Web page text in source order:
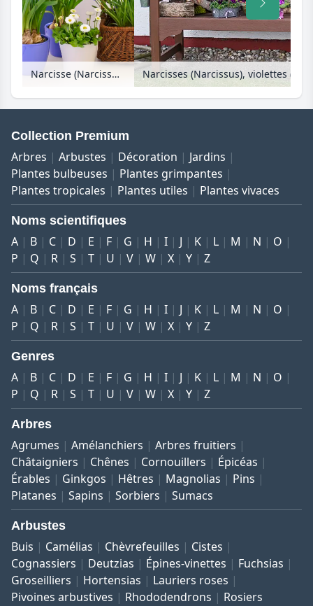
Narcisse (Narcissus cyclamineus 'Tête à Tête'), muscari d'Arménie (Muscari armeniacum) et pâquerette vivace (Bellis perennis)
Collection Premium
Arbres Arbustes Décoration
Jardins
Plantes bulbeuses
Plantes grimpantes
Plantes tropicales
Plantes utiles Plantes vivaces
Noms scientifiques
A B C D E F G H I J K L M N
O
P
Q R S T U V W X Y Z
Noms français
A B C D E F G H I J K L M N
O
P
Q R S T U V W X Y Z
Genres
A B C D E F G H I J K L M N
O
P
Q R S T U V W X Y Z
Arbres
Agrumes Amélanchiers
Arbres fruitiers
Châtaigniers
Chênes Cornouillers
Épicéas
Érables
Ginkgos Hêtres Magnolias
Pins
Platanes
Sapins Sorbiers Sumacs
Arbustes
Buis Camélias Chèvrefeuilles
Cistes
Cognassiers
Deutzias Épines-vinettes
Fuchsias
Groseilliers
Hortensias
Lauriers roses
Pivoines arbustives
Rhododendrons Rosiers